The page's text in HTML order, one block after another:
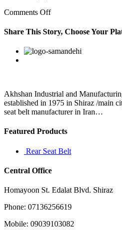
Comments Offon
ses
propres
elle
a
écrit
Nous
Share This Story, Choose Your
Facebook
Twitter
Linkedin
Reddit
Google+
Pinterest
Akhshan Industrial and
established in 1975 in Shiraz /main
seat belt manufacturer in Iran…
Featured Products
Rear Seat Belt
Central Office
Homayoon St. Edalat Blvd. Shiraz
Phone: 07136256619
Mobile: 09039103082